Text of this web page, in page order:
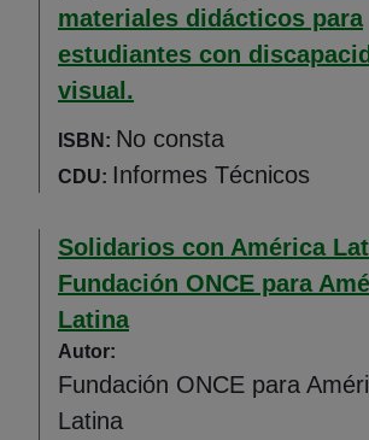
materiales didácticos para
estudiantes con
visual.
ISBN: No consta
CDU: Informes Técnicos
Solidarios con América
Fundación ONCE para
Latina
Autor:
Fundación ONCE para
Latina